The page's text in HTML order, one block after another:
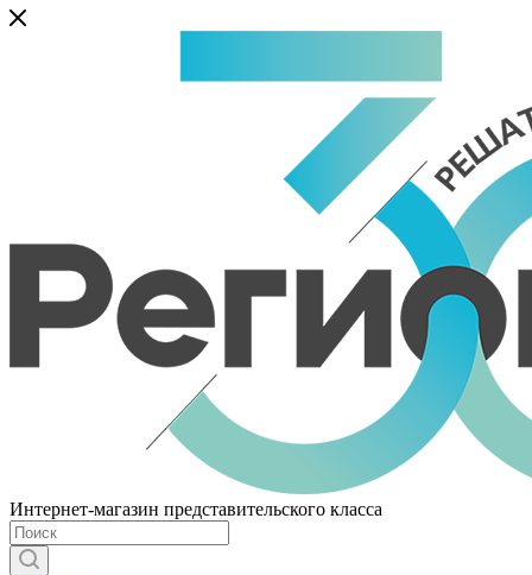
Интернет-магазин представительского класса